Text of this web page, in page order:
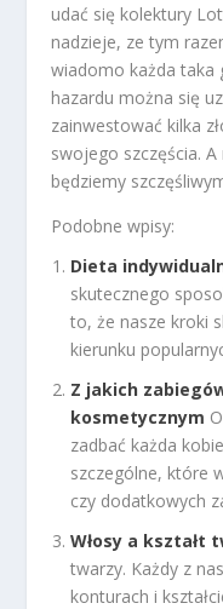
udać się kolektury
nadzieje, ze tym
wiadomo każda taka
hazardu można się
zainwestować kilka
swojego szczęścia.
będziemy
Podobne wpisy:
Dieta
skutecznego
to, że nasze kroki
kierunku
Z jakich
kosmetycznym
zadbać każda
szczególne, które
czy dodatkowych
Włosy a kształt
twarzy. Każdy z
konturach i